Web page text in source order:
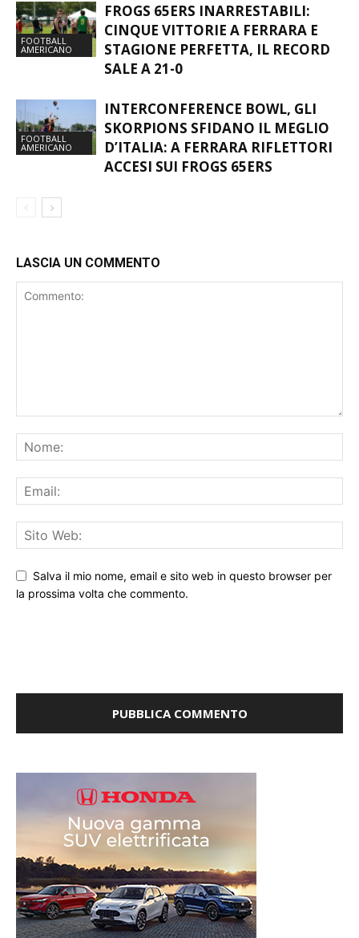
FOOTBALL
AMERICANO
FROGS 65ERS INARRESTABILI:
CINQUE VITTORIE A FERRARA E
STAGIONE PERFETTA, IL RECORD
SALE A 21-0
FOOTBALL
AMERICANO
INTERCONFERENCE BOWL, GLI
SKORPIONS SFIDANO IL MEGLIO
D’ITALIA: A FERRARA RIFLETTORI
ACCESI SUI FROGS 65ERS
LASCIA UN COMMENTO
Salva il mio nome, email e sito web in questo browser per
la prossima volta che commento.